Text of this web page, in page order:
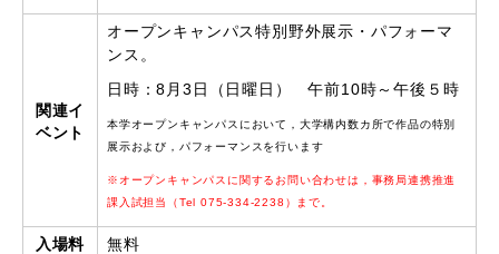
関連イ
ベント
オープンキャンパス特別野外展示・パフォーマ
ンス 。
日時：8月3日（日曜日） 午前10時～午後５時
本学オープンキャンパスにおいて，大学構内数カ所で作品の特別
展示および，パフォーマンスを行います
※オープンキャンパスに関するお問い合わせは，事務局連携推進
課入試担当（Tel 075-334-2238）まで。
入場料 無料